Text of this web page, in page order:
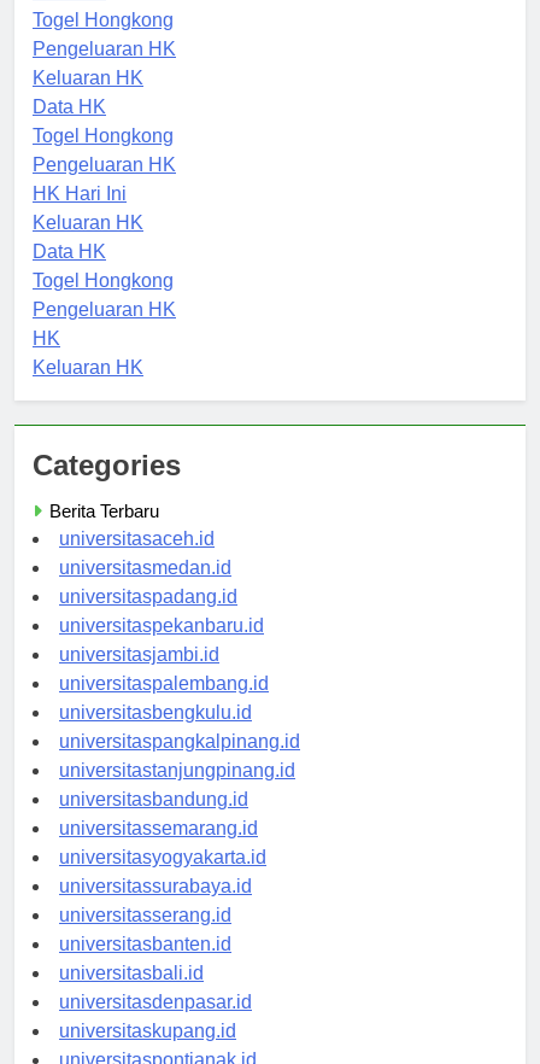
Data HK
Togel Hongkong
Pengeluaran HK
Keluaran HK
Data HK
Togel Hongkong
Pengeluaran HK
HK Hari Ini
Keluaran HK
Data HK
Togel Hongkong
Pengeluaran HK
HK
Categories
Berita Terbaru
universitasaceh.id
universitasmedan.id
universitaspadang.id
universitaspekanbaru.id
universitasjambi.id
universitaspalembang.id
universitasbengkulu.id
universitaspangkalpinang.id
universitastanjungpinang.id
universitasbandung.id
universitassemarang.id
universitasyogyakarta.id
universitassurabaya.id
universitasserang.id
universitasbanten.id
universitasbali.id
universitasdenpasar.id
universitaskupang.id